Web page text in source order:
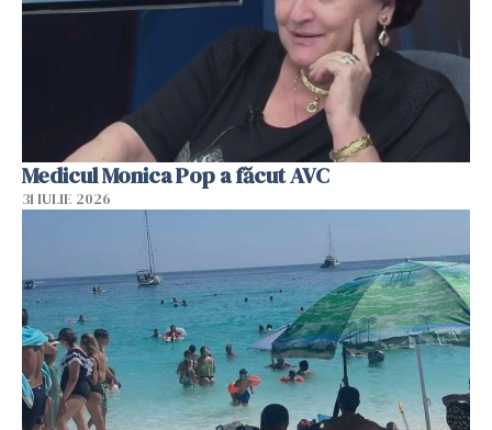
Medicul Monica Pop a făcut AVC
31 IULIE 2026